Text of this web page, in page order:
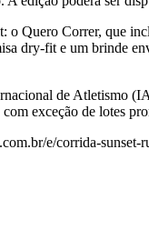
o Quero Correr, que
dry-fit e um brinde
de Atletismo
exceção de lotes
e/corrida-sunset-